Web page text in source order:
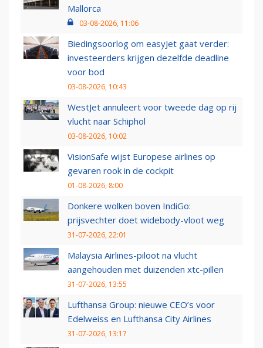
Mallorca
03-08-2026, 11:06
Biedingsoorlog om easyJet gaat verder:
investeerders krijgen dezelfde deadline
voor bod
03-08-2026, 10:43
WestJet annuleert voor tweede dag op rij
vlucht naar Schiphol
03-08-2026, 10:02
VisionSafe wijst Europese airlines op
gevaren rook in de cockpit
01-08-2026, 8:00
Donkere wolken boven IndiGo:
prijsvechter doet widebody-vloot weg
31-07-2026, 22:01
Malaysia Airlines-piloot na vlucht
aangehouden met duizenden xtc-pillen
31-07-2026, 13:55
Lufthansa Group: nieuwe CEO’s voor
Edelweiss en Lufthansa City Airlines
31-07-2026, 13:17